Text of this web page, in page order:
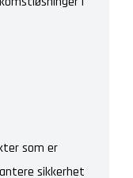
som er
sikkerhet